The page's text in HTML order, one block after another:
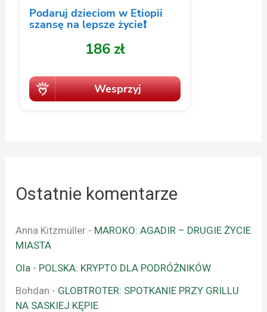
Ostatnie komentarze
Anna Kitzmüller - MAROKO: AGADIR – DRUGIE ŻYCIE
MIASTA
Ola - POLSKA: KRYPTO DLA PODRÓŻNIKÓW
Bohdan - GLOBTROTER: SPOTKANIE PRZY GRILLU
NA SASKIEJ KĘPIE